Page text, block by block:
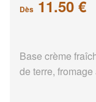
Dès 11.50 €
Base crème
de terre, fromage